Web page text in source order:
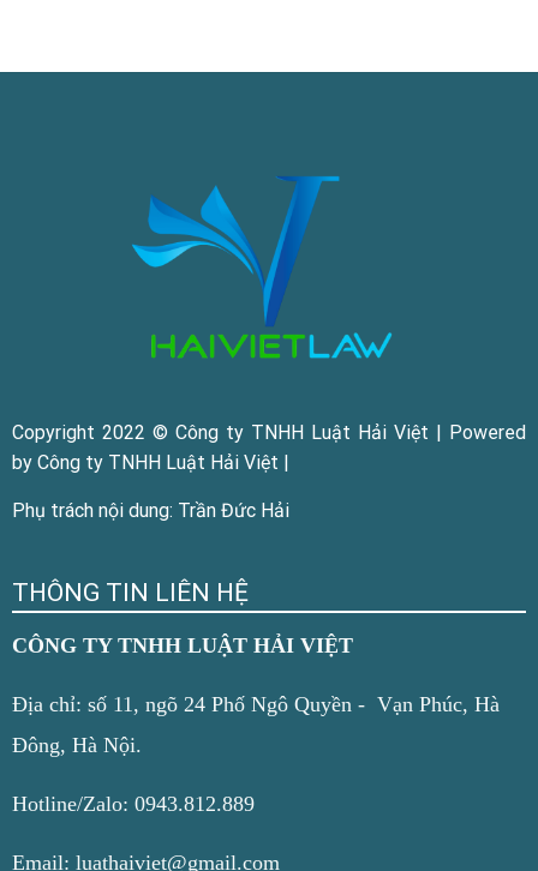
Copyright 2022 © Công ty TNHH Luật Hải Việt | Powered
by Công ty TNHH Luật Hải Việt |
Phụ trách nội dung: Trần Đức Hải
THÔNG TIN LIÊN HỆ
CÔNG TY TNHH LUẬT HẢI VIỆT
Địa chỉ: số 11, ngõ 24 Phố Ngô Quyền - Vạn Phúc, Hà
Đông, Hà Nội.
Hotline/Zalo: 0943.812.889
Email: luathaiviet@gmail.com